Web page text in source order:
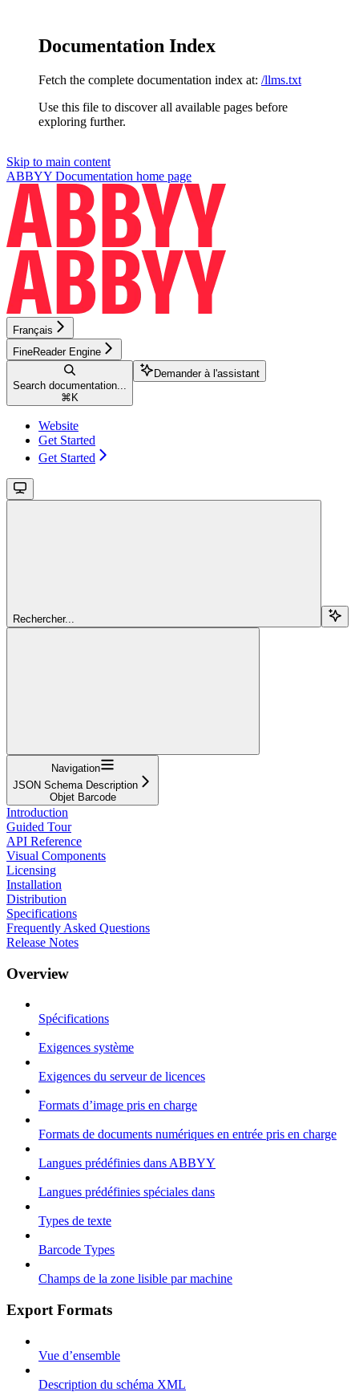
Documentation Index
Fetch the complete documentation index at: /llms.txt
Use this file to discover all available pages before
exploring further.
Skip to main content
ABBYY Documentation home page
Français
FineReader Engine
Search documentation...
⌘ K
Demander à l'assistant
Website
Get Started
Get Started
Rechercher...
Navigation
JSON Schema Description
Objet Barcode
Introduction
Guided Tour
API Reference
Visual Components
Licensing
Installation
Distribution
Specifications
Frequently Asked Questions
Release Notes
Overview
Spécifications
Exigences système
Exigences du serveur de licences
Formats d’image pris en charge
Formats de documents numériques en entrée pris en charge
Langues prédéfinies dans ABBYY
Langues prédéfinies spéciales dans
Types de texte
Barcode Types
Champs de la zone lisible par machine
Export Formats
Vue d’ensemble
Description du schéma XML